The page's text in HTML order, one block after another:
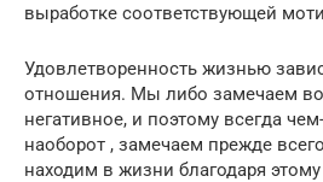
выработке соответствующей
Удовлетворенность жизнью
отношения. Мы либо замечаем
негативное, и поэтому всегда
наоборот , замечаем прежде
находим в жизни благодаря